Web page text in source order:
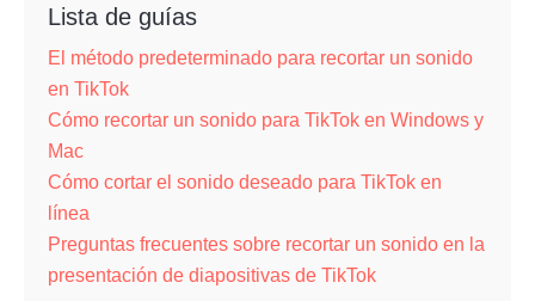
Lista de guías
El método predeterminado para recortar un sonido
en TikTok
Cómo recortar un sonido para TikTok en Windows y
Mac
Cómo cortar el sonido deseado para TikTok en
línea
Preguntas frecuentes sobre recortar un sonido en la
presentación de diapositivas de TikTok